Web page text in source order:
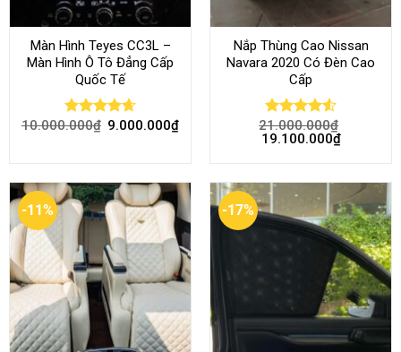
Màn Hình Teyes CC3L –
Màn Hình Ô Tô Đẳng Cấp
Quốc Tế
Rated 4.68
10.000.000₫ 9.000.000₫
Nắp Thùng Cao Nissan
Navara 2020 Có Đèn Cao
Cấp
Rated4.52
out of 5
21.000.000₫
19.100.000₫
-11% -17%